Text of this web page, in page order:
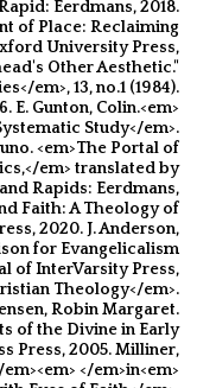
Eerdmans, 2018.
of Place: Reclaiming
University Press,
Other Aesthetic."
em>, 13, no.1 (1984).
Gunton, Colin.<em>
Study</em>.
<em>The Portal of
em> translated by
Rapids: Eerdmans,
Faith: A Theology of
2020. J. Anderson,
for Evangelicalism
of InterVarsity Press,
Theology</em>.
Robin Margaret.
of the Divine in Early
Press, 2005. Milliner,
</em>in<em>